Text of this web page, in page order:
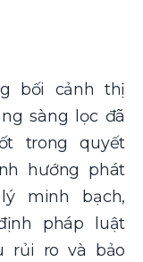
bối cảnh thị
sàng lọc đã
trong quyết
hướng phát
minh bạch,
pháp luật
rủi ro và bảo